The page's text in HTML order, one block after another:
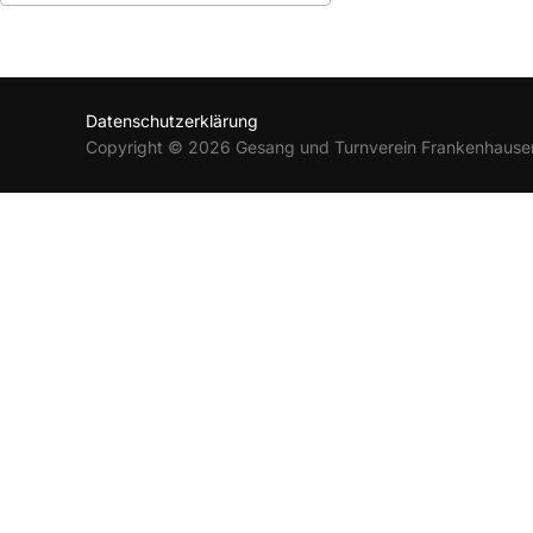
Datenschutzerklärung
Copyright © 2026 Gesang und Turnverein